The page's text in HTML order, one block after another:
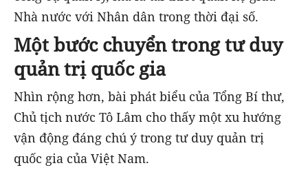
Nhà nước với Nhân dân trong thời đại số.
Một bước chuyển trong tư duy
quản trị quốc gia
Nhìn rộng hơn, bài phát biểu của Tổng Bí thư,
Chủ tịch nước Tô Lâm cho thấy một xu hướng
vận động đáng chú ý trong tư duy quản trị
quốc gia của Việt Nam.